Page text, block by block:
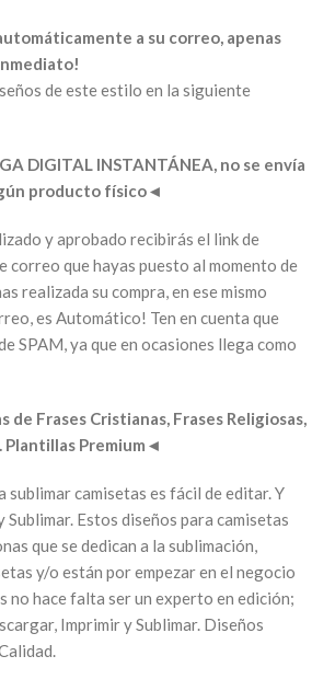
a su correo, apenas
de este estilo en la siguiente
DIGITAL INSTANTÁNEA, no se envía
producto físico◄
y aprobado recibirás el link de
correo que hayas puesto al momento de
realizada su compra, en ese mismo
es Automático! Ten en cuenta que
SPAM, ya que en ocasiones llega como
de Frases Cristianas, Frases Religiosas,
Plantillas Premium ◄
sublimar camisetas es fácil de editar. Y
Estos diseños para camisetas
que se dedican a la sublimación,
y/o están por empezar en el negocio
no hace falta ser un experto en edición;
Imprimir y Sublimar. Diseños